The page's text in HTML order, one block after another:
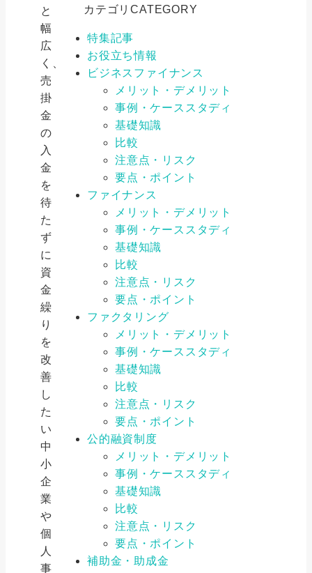
と
幅
広
く、
売
掛
金
の
入
金
を
待
た
ず
に
資
金
繰
り
を
改
善
し
た
い
中
小
企
業
や
個
人
事
カテゴリCATEGORY
特集記事
お役立ち情報
ビジネスファイナンス
メリット・デメリット
事例・ケーススタディ
基礎知識
比較
注意点・リスク
要点・ポイント
ファイナンス
メリット・デメリット
事例・ケーススタディ
基礎知識
比較
注意点・リスク
要点・ポイント
ファクタリング
メリット・デメリット
事例・ケーススタディ
基礎知識
比較
注意点・リスク
要点・ポイント
公的融資制度
メリット・デメリット
事例・ケーススタディ
基礎知識
比較
注意点・リスク
要点・ポイント
補助金・助成金